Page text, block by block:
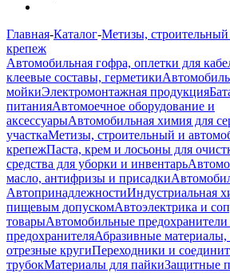
Главная-Каталог-Метизы,
крепеж
Автомобильная гофра, оплетки для
клеевые составы, герметики
мойкиЭлектромонтажная продукция
питанияАвтомоечное оборудование и
аксессуарыАвтомобильная химия для
участкаМетизы, строительный и
крепежПаста, крем и лосьоны для
средства для уборки и инвентарь
масло, антифризы и присадки
АвтопринадлежностиИндустриальная
пищевым допускомАвтоэлектрика и
товарыАвтомобильные предохранители
предохранителяАбразивные материалы,
отрезные кругиПереходники и
трубокМатериалы для пайкиЗащитные